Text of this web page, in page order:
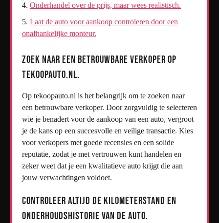
Onderhandel over de prijs, maar wees realistisch.
Laat de auto voor aankoop controleren door een
onafhankelijke monteur.
Zoek naar een betrouwbare verkoper op
tekoopauto.nl.
Op tekoopauto.nl is het belangrijk om te zoeken naar
een betrouwbare verkoper. Door zorgvuldig te selecteren
wie je benadert voor de aankoop van een auto, vergroot
je de kans op een succesvolle en veilige transactie. Kies
voor verkopers met goede recensies en een solide
reputatie, zodat je met vertrouwen kunt handelen en
zeker weet dat je een kwalitatieve auto krijgt die aan
jouw verwachtingen voldoet.
Controleer altijd de kilometerstand en
onderhoudshistorie van de auto.